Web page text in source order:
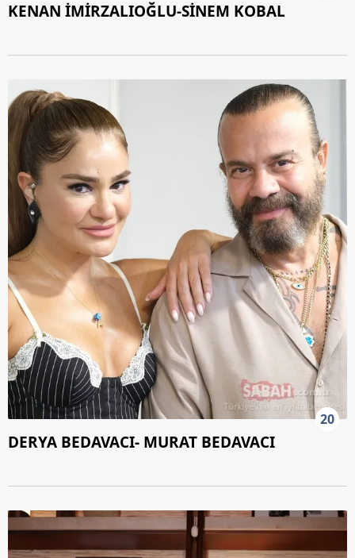
KENAN İMİRZALIOĞLU-SİNEM KOBAL
20
DERYA BEDAVACI- MURAT BEDAVACI